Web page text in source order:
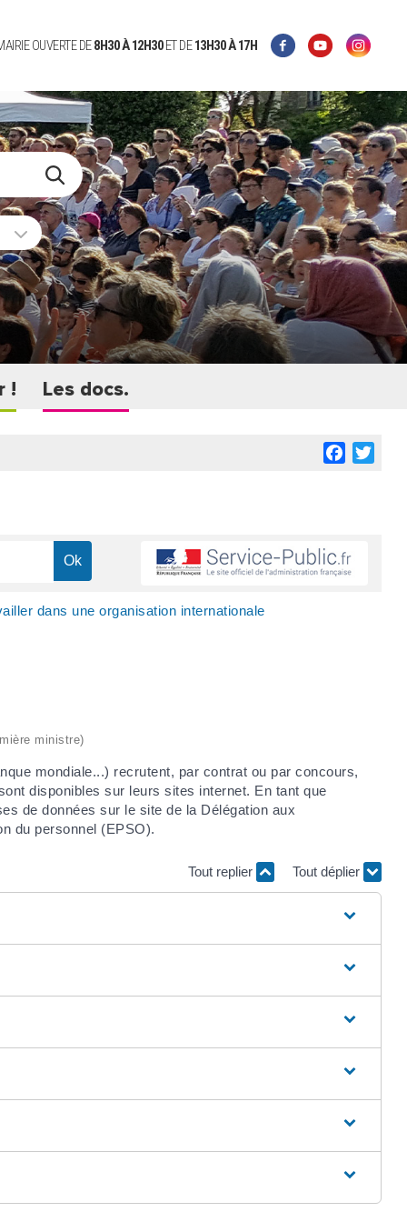
OUVERTE DE8H30 À 12H30ET DE13H30 À 17H
! Les docs.
Facebook
dans une organisation internationale
ministre)
mondiale...) recrutent, par contrat ou par concours,
disponibles sur leurs sites internet. En tant que
de données sur le site de la Délégation aux
du personnel (EPSO).
Tout replier Tout déplier